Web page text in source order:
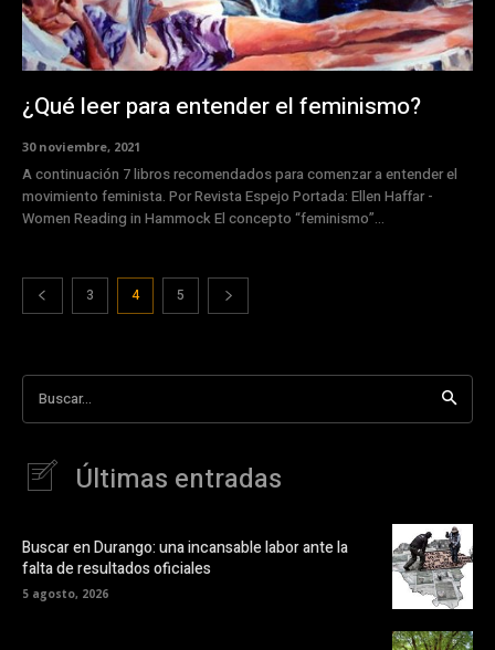
¿Qué leer para entender el feminismo?
30 noviembre, 2021
A continuación 7 libros recomendados para comenzar a entender el
movimiento feminista. Por Revista Espejo Portada: Ellen Haffar -
Women Reading in Hammock El concepto “feminismo”...
3 4 5
Buscar...
Últimas entradas
Buscar en Durango: una incansable labor ante la
falta de resultados oficiales
5 agosto, 2026